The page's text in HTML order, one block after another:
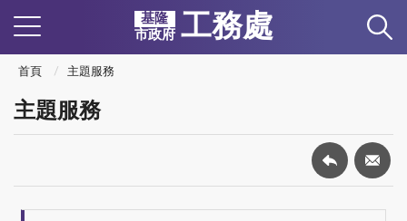
基隆
市政府 工務處
首頁 主題服務
主題服務